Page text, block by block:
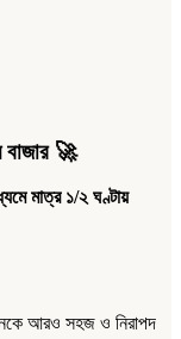
🚀
মাত্র ১/২ ঘণ্টায়
আরও সহজ ও নিরাপদ